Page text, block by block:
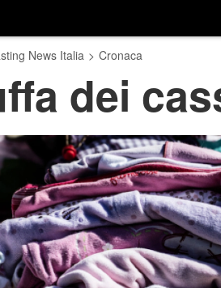
News Italia > Cronaca
dei